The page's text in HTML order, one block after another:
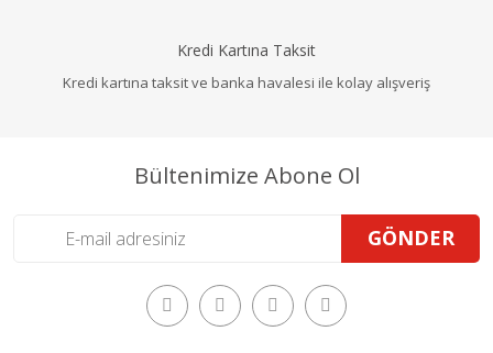
Kredi Kartına Taksit
Kredi kartına taksit ve banka havalesi ile kolay alışveriş
Bültenimize Abone Ol
GÖNDER